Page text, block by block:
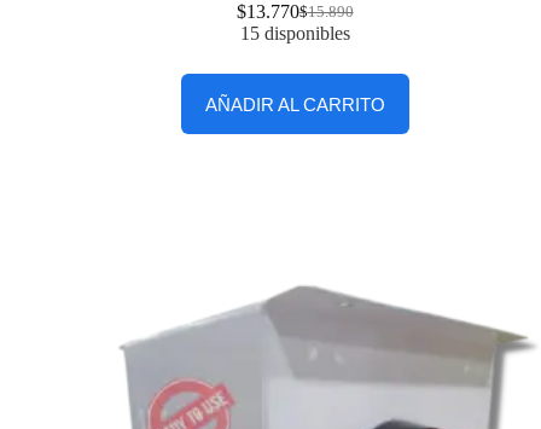
$15.890
$13.770
15 disponibles
AÑADIR AL CARRITO